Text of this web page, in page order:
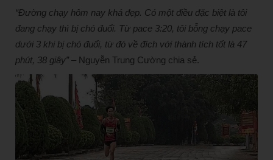
“Đường chạy hôm nay khá đẹp. Có một điều đặc biệt là tôi
đang chạy thì bị chó đuổi. Từ pace 3:20, tôi bỗng chạy pace
dưới 3 khi bị chó đuổi, từ đó về đích với thành tích tốt là 47
phút, 38 giây” – Nguyễn Trung Cường chia sẻ.